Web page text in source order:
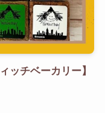
ッチベーカリー】